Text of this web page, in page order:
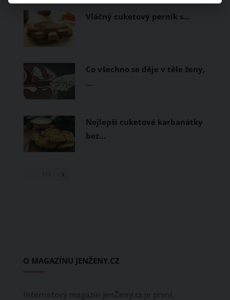
měly být přírodní nebo funkční
prodyšné tkaniny a volnější střihy.
Vláčný cuketový perník s…
Co všechno se děje v těle ženy,
…
Nejlepší cuketové karbanátky
bez…
O MAGAZÍNU JENŽENY.CZ